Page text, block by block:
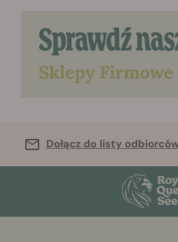
Dołącz do listy